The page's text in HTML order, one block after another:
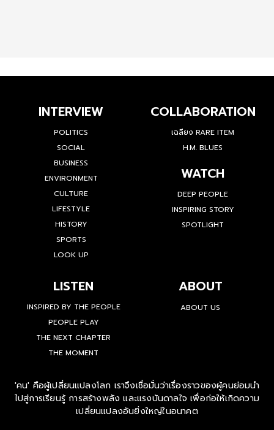
INTERVIEW
POLITICS
SOCIAL
BUSINESS
ENVIRONMENT
CULTURE
LIFESTYLE
HISTORY
SPORTS
LOOK UP
COLLABORATION
เฉลียง RARE ITEM
H.M. BLUES
WATCH
DEEP PEOPLE
INSPIRING STORY
SPOTLIGHT
LISTEN
INSPIRED BY THE PEOPLE
PEOPLE PLAY
THE NEXT CHAPTER
THE MOMENT
ABOUT
ABOUT US
'คน' คือผู้เปลี่ยนแปลงโลก เราจึงเชื่อมั่นว่าเรื่องราวของผู้คนย่อมนำ
ไปสู่การเรียนรู้ การสร้างพลัง และแรงบันดาลใจ เพื่อก่อให้เกิดความ
เปลี่ยนแปลงอันยิ่งใหญ่ในอนาคต